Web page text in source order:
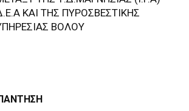
KAI ΤΗΣ ΠΥΡΟΣΒΕΣΤΙΚΗΣ
ΒΟΛΟΥ